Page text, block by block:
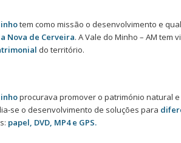
tem como missão o desenvolvimento e
Nova de Cerveira. A Vale do Minho – AM tem
do território.
procurava promover o património natural
se o desenvolvimento de soluções para
papel, DVD, MP4 e GPS.